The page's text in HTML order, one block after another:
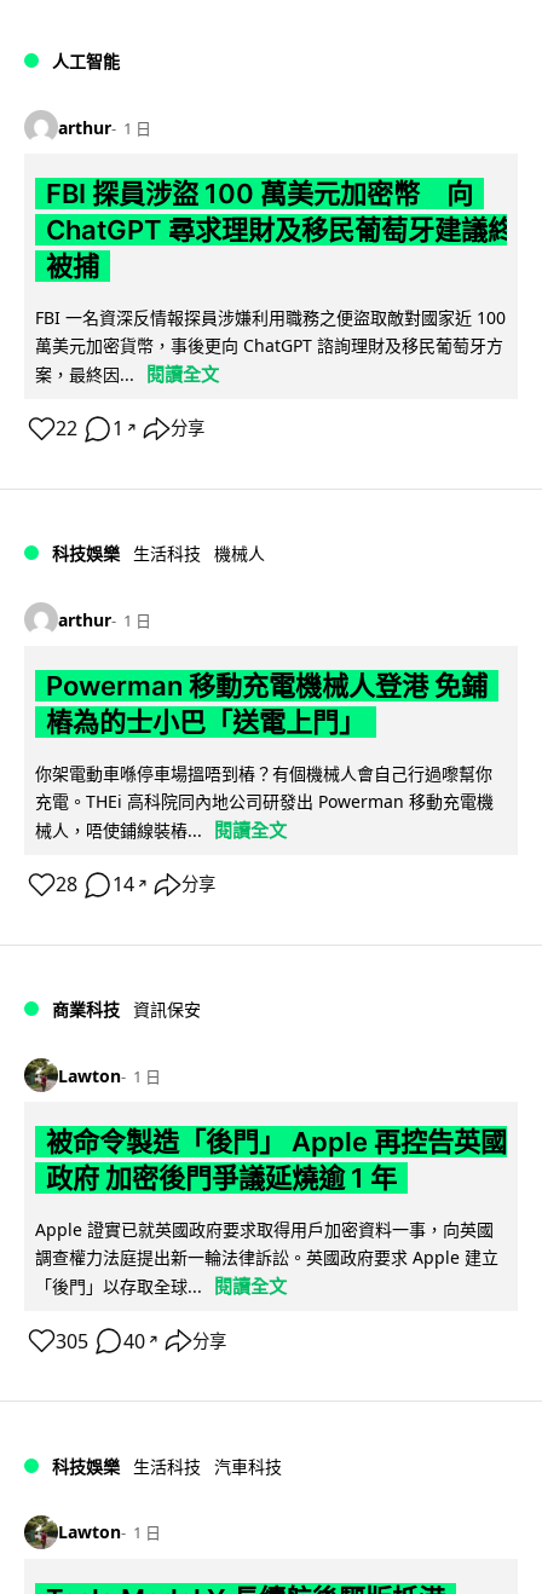
人工智能
arthur 1 日
FBI 探員涉盜 100 萬美元加密幣 向
ChatGPT 尋求理財及移民葡萄牙建議終
被捕
FBI 一名資深反情報探員涉嫌利用職務之便盜取敵對國家近 100
萬美元加密貨幣，事後更向 ChatGPT 諮詢理財及移民葡萄牙方
案，最終因...
閱讀全文
22 1 ↗ 分享
科技娛樂 生活科技 機械人
arthur 1 日
Powerman 移動充電機械人登港 免鋪
樁為的士小巴「送電上門」
你架電動車喺停車場搵唔到樁？有個機械人會自己行過嚟幫你
充電。THEi 高科院同內地公司研發出 Powerman 移動充電機
械人，唔使鋪線裝樁...
閱讀全文
28 14 ↗ 分享
商業科技 資訊保安
Lawton 1 日
被命令製造「後門」 Apple 再控告英國
政府 加密後門爭議延燒逾 1 年
Apple 證實已就英國政府要求取得用戶加密資料一事，向英國
調查權力法庭提出新一輪法律訴訟。英國政府要求 Apple 建立
「後門」以存取全球...
閱讀全文
305 40 ↗ 分享
科技娛樂 生活科技 汽車科技
Lawton 1 日